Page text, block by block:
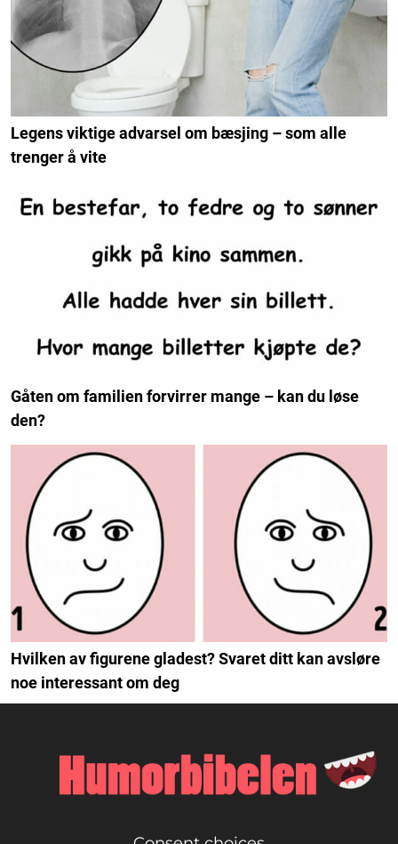
Legens viktige advarsel om bæsjing – som alle
trenger å vite
Gåten om familien forvirrer mange – kan du løse
den?
Hvilken av figurene gladest? Svaret ditt kan avsløre
noe interessant om deg